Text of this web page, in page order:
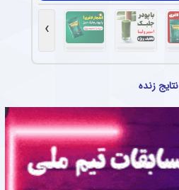
›
نتایج زنده